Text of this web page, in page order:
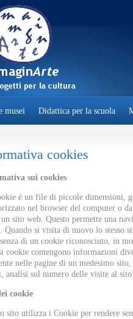
musei Didattica per la scuola
cookies
sui cookies
è un file di piccole dimensioni,
nel browser del computer o
sito web. Questo permette una
Quando si visita di nuovo lo stesso
di un cookie riconosciuto, in
cookie contengono informazioni
nelle pagine di un medesimo
analisi sul numero delle visite al
cookie
sito utilizza i Cookie per rendere